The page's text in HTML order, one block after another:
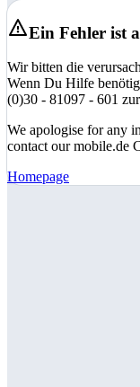
Ein Fehler ist
Wir bitten die
Wenn Du Hilfe
(0)30 - 81097 - 601
We apologise for any
contact our mobile.de
Homepage